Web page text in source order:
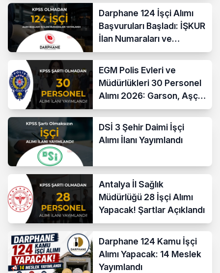
Darphane 124 İşçi Alımı
Başvuruları Başladı: İŞKUR
İlan Numaraları ve
Başvuru Ekranı
EGM Polis Evleri ve
Müdürlükleri 30 Personel
Alımı 2026: Garson, Aşçı,
Temizlik ve Teknik
Kadrolar
DSİ 3 Şehir Daimi İşçi
Alımı İlanı Yayımlandı
Antalya İl Sağlık
Müdürlüğü 28 İşçi Alımı
Yapacak! Şartlar Açıklandı
Darphane 124 Kamu İşçi
Alımı Yapacak: 14 Meslek
Yayımlandı